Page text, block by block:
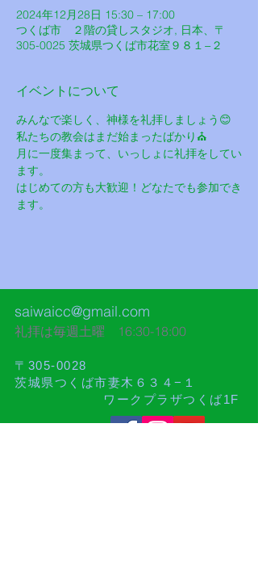
2024年12月28日 15:30 – 17:00
つくば市 ２階の貸しスタジオ, 日本、〒
305-0025 茨城県つくば市花室９８１−２
イベントについて
みんなで楽しく、神様を礼拝しましょう😊
私たちの教会はまだ始まったばかり⛪️
月に一度集まって、いっしょに礼拝をしてい
ます。
はじめての方も大歓迎！どなたでも参加でき
ます。
saiwaicc@gmail.com
礼拝は毎週土曜 16:30-18:00​
〒305-0028
茨城県つくば市妻木６３４−１
ワークプラザつくば1F